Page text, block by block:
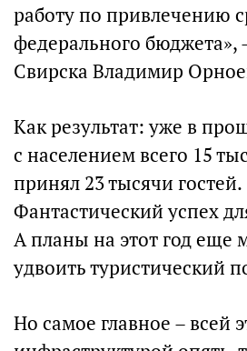
работу по привлечению
федерального бюджета»,
Свирска Владимир
Как результат: уже в
с населением всего 15
принял 23 тысячи гостей.
Фантастический успех
А планы на этот год еще
удвоить туристический
Но самое главное – всей